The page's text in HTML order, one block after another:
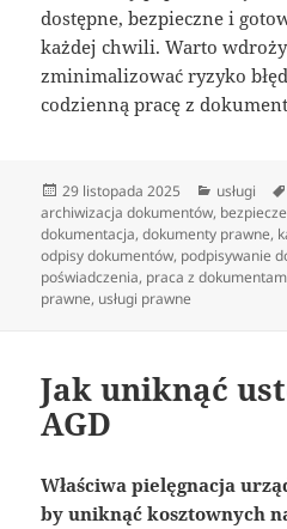
dostępne, bezpieczne i
każdej chwili. Warto
zminimalizować ryzyko
codzienną pracę z
Data
publikacji
29 listopada 2025 Kategorie
usługi
archiwizacja dokumentów,
dokumentacja,dokumenty prawne,
odpisy dokumentów, podpisywanie
poświadczenia, praca z
prawne, usługi prawne
Jak uniknąć
AGD
Właściwa pielęgnacja
by uniknąć kosztownych